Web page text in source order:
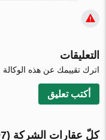
التعليقات
اترك تقييمك عن هذه الوكالة
أكتب تعليق
كلّ عقارات الشركة (197)